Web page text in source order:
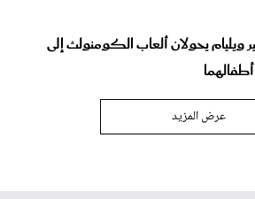
ويليام يحولان ألعاب الكومنولث إلى
عرض المزيد